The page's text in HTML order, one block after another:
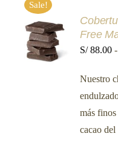
PRODUCTO
Sale!
SELECCIONAR
OPCIONES
ESTE
PRODUCTO
MÚLTIPLES
VARIANTES.
OPCIONES
/
DETALLES
Free
S/88.00 -
Nuestro
más
cacao